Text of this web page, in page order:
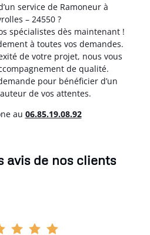
service de Ramoneur à
– 24550 ?
spécialistes dès maintenant !
à toutes vos demandes.
de votre projet, nous vous
de qualité.
pour bénéficier d’un
de vos attentes.
au 06.85.19.08.92
avis de nos clients